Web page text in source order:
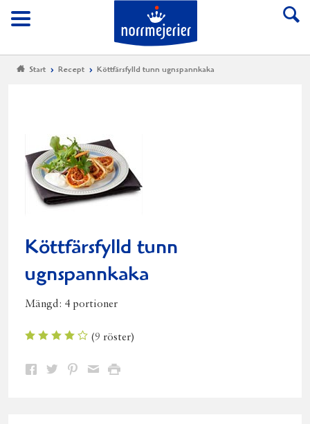
Meny
Till Norrmejerier
Start Recept Köttfärsfylld tunn ugnspannkaka
Köttfärsfylld tunn
ugnspannkaka
Mängd: 4 portioner
(9 röster)
Dela Dela Dela DelaSkriv